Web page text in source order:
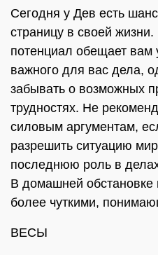
Сегодня у Дев есть
страницу в своей
потенциал обещает вам
важного для вас дела,
забывать о возможных
трудностях. Не
силовым аргументам,
разрешить ситуацию
последнюю роль в
В домашней обстановке
более чуткими,
ВЕСЫ